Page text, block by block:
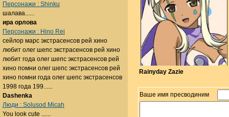
Rainyday Zazie
Ваше имя пресводиним
Персонажи : Shinku
шалава......
ира орлова
Персонажи : Hino Rei
сейлор марс экстрасенсов рей хино
любит олег шепс экстрасенсов рей хино
любит года олег шепс экстрасенсов рей
хино помни олег шепс экстрасенсов рей
хино помни года олег шепс экстрасенсов
1998 года 199......
Dashenka
Люди : Solusod Micah
You look cute ......